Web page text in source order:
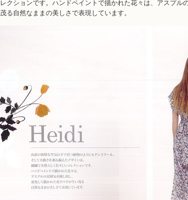
クションです。ハンドペイントで描かれた花々は、アスプル
る自然なままの美しさで表現しています。